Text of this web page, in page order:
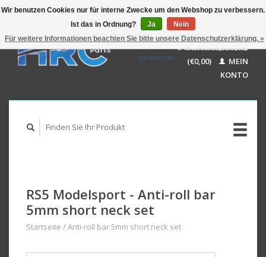
GBP
USD
AUD
Deutsch
English
IHR WARENKORB
(€0,00)
MEIN
KONTO
RS5 Modelsport - Anti-roll bar
5mm short neck set
Startseite /Anti-roll bar 5mm short neck set
Wir benutzen Cookies nur für interne Zwecke um den Webshop zu verbessern.
Ist das in Ordnung?
Ja
Nein
Für weitere Informationen beachten Sie bitte unsere Datenschutzerklärung. »